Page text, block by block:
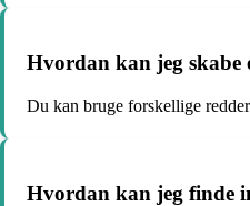
Hvordan kan jeg skabe
Du kan bruge forskellige
Hvordan kan jeg finde